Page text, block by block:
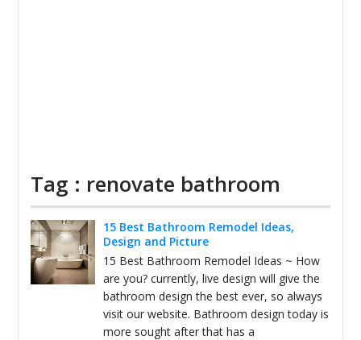
Tag : renovate bathroom
15 Best Bathroom Remodel Ideas,
Design and Picture
15 Best Bathroom Remodel Ideas ~ How
are you? currently, live design will give the
bathroom design the best ever, so always
visit our website. Bathroom design today is
more sought after that has a